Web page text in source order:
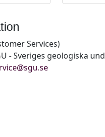
Services)
- Sveriges geologiska